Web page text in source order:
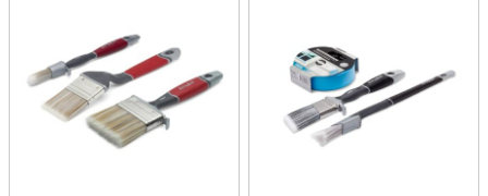
Plastlister
Radonsikring
Landmålerstok
Løfteudstyr
Målebånd
Flisevibrator
Føringsskinne
Gummibåd